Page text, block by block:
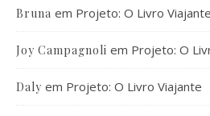
Bruna em Projeto: O Livro Viajante
Joy Campagnoli em Projeto: O
Daly em Projeto: O Livro Viajante